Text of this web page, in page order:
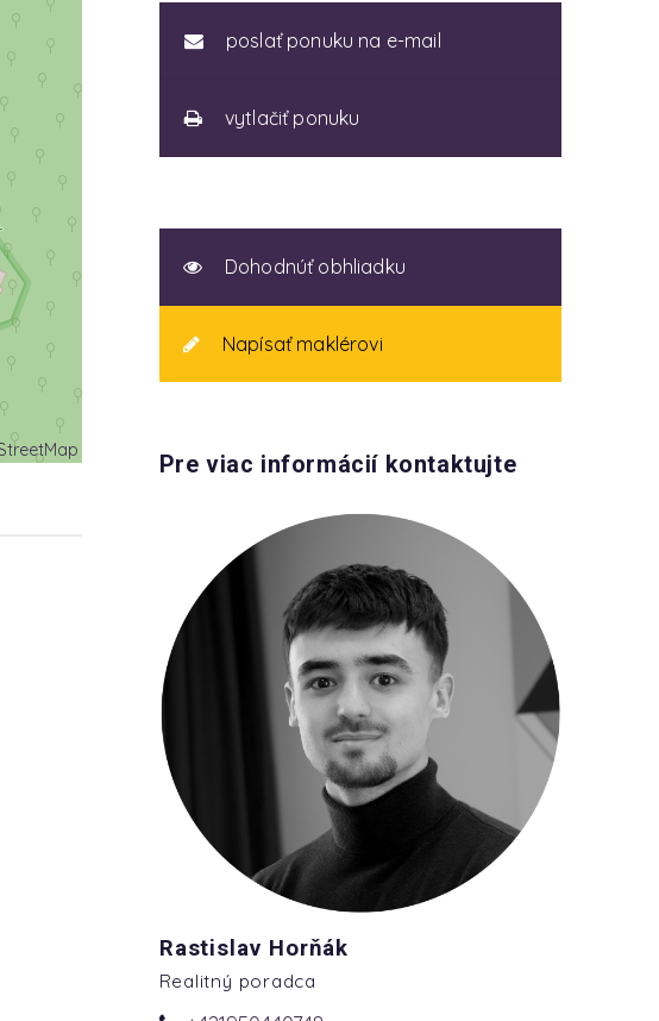
poslať ponuku na e-mail
vytlačiť ponuku
Dohodnúť obhliadku
Napísať maklérovi
Pre viac informácií kontaktujte
Rastislav Horňák
Realitný poradca